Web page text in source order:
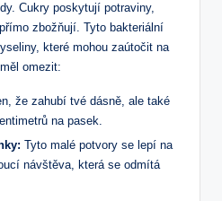
Cukry poskytují potraviny,
zbožňují.⁤ Tyto bakteriální
které mohou zaútočit na
omezit:
že zahubí tvé‍ dásně, ale ⁢také
na pasek.
Tyto malé potvory⁤ se lepí na
návštěva, ⁢která se​ odmítá